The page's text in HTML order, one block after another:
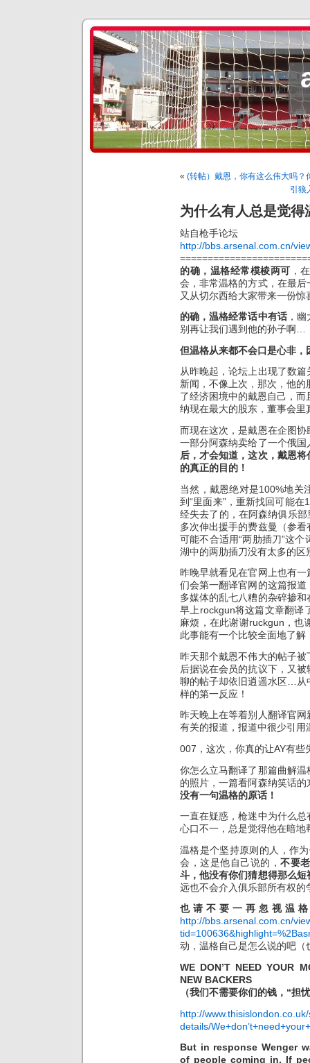
« (转帖）戴恩，你有这么伟大吗？
引狼
为什么有人总是觉得
站自枪手论坛
http://bbs.arsenal.com.cn/
的确，温格经常模棱两可 ，
会，非常温格的方式，在最
又从切尔西给大家带来一份惊
的确，温格经常话中有话，幽
别再让我们遇到他的孙子啊…
但温格从来都不会口是心非
从昨晚起，论坛上出现了数篇
新闻，不像上次，那次，他
了经济困境中的戴恩自己，
纳现在最大的股东，董事会里
而现在这次，是戴恩在企图
一部分阿森纳卖给了一个俄国
后，才会知道，这次，戴恩
的真正的目的！
当然，戴恩绝对是100%地关
到“里面来”，重新找回可能
经失去了的，在阿森纳俱乐
多次伸出援手的费兹曼（参
可能不合适用“两肋插刀”这
湖中的两肋插刀没有太多的区
昨晚早就看见在官网上也有
们会第一翻译官网的这篇报
多媒体的乱七八糟的杂碎掺
早上rockgun将这篇文章翻译
麻烦，在此谢谢ruckgun，也
此事能有一个比较全面地了解
昨天那个戴恩不伟大的帖子
后据说在会员的抗议下，又
聊的帖子却依旧逍遥水区…从
样的第一反应！
昨天晚上在等着别人翻译官
有关的报道，报道中很少引
007，这次，你真的让AY有些
你怎么立马翻译了那篇曲解
的照片，一篇看阿森纳笑话的
没有一句温格的原话！
一直在疑惑，枪迷中为什么
心口不一，总是觉得他在暗地
温格是个坚持原则的人，作
会，这是他自己说的，不要
斗，他没有你们猜想得那么
远也不会介入俱乐部所有权的
也请不要一再忽视温
http://bbs.arsenal.com.cn/
动，温格自己是怎么说的吧
WE DON’T NEED YOUR
NEW BACKERS
（我们不需要你们的钱，“担
http://
details/
But in response Wenger
of people coming in. If